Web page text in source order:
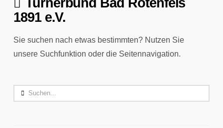
1891 e.V.
Sie suchen nach etwas bestimmten? Nutzen Sie
unsere Suchfunktion oder die Seitennavigation.
Search